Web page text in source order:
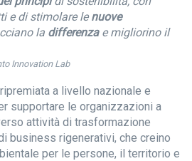
e di stimolare lenuove
la differenzae migliorino il
Innovation Lab
a livello nazionale e
supportare le organizzazioni a
attività di trasformazione
business rigenerativi, che creino
per le persone, il territorio e